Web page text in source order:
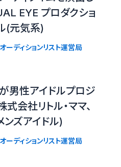
EYE プロダクショ
(元気系)
オーディションリスト運営局
男性アイドルプロジ
会社リトル・ママ、
ンズアイドル)
オーディションリスト運営局